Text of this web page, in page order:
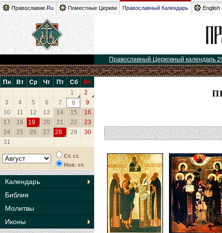
Православие.Ru Поместные Церкви Православный Календарь English
Православный Церковный календарь
Пн Вт Ср Чт Пт Сб
Вс
1
2
3
4 5 6 7 8
9
10
11 12 13 14 15
16
17
18 19 20 21 22
23
24
25 26 27 28 29
30
31
Ст. ст.
Нов. ст.
Календарь
Библия
Молитвы
Иконы